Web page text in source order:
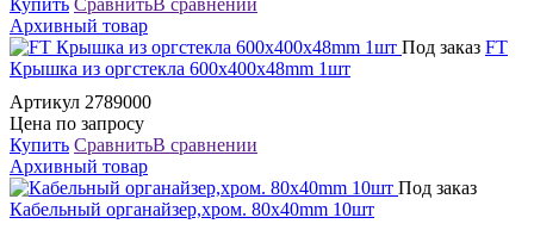
Архивный товар
Под заказ FT
Крышка из оргстекла 600x400x48mm 1шт
Артикул 2789000
Цена по запросу
Купить СравнитьВ сравнении
Архивный товар
Под заказ
Кабельный органайзер,хром. 80x40mm 10шт